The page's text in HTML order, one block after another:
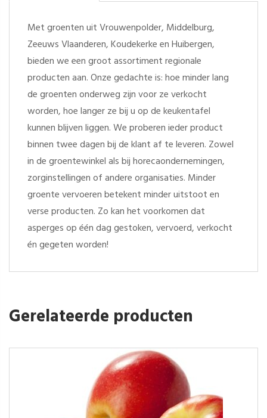
Met groenten uit Vrouwenpolder, Middelburg,
Zeeuws Vlaanderen, Koudekerke en Huibergen,
bieden we een groot assortiment regionale
producten aan. Onze gedachte is: hoe minder lang
de groenten onderweg zijn voor ze verkocht
worden, hoe langer ze bij u op de keukentafel
kunnen blijven liggen. We proberen ieder product
binnen twee dagen bij de klant af te leveren. Zowel
in de groentewinkel als bij horecaondernemingen,
zorginstellingen of andere organisaties. Minder
groente vervoeren betekent minder uitstoot en
verse producten. Zo kan het voorkomen dat
asperges op één dag gestoken, vervoerd, verkocht
én gegeten worden!
Gerelateerde producten